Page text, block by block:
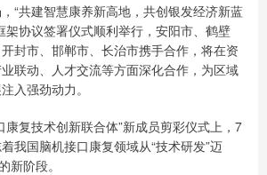
“共建智慧康养新高地，共创银发经济新蓝
架协议签署仪式顺利举行，安阳市、鹤壁
封市、邯郸市、长治市携手合作，将在资
联动、人才交流等方面深化合作，为区域
入强劲动力。
康复技术创新联合体”新成员剪彩仪式上，7
我国脑机接口康复领域从“技术研发”迈
新阶段。